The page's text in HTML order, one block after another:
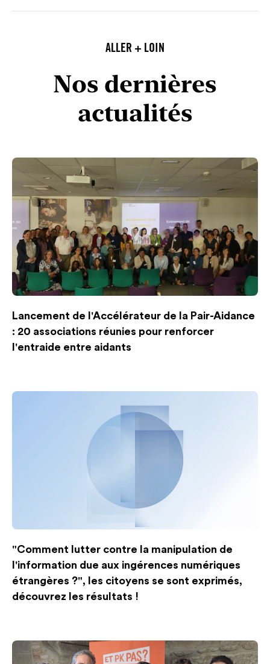
ALLER + LOIN
Nos dernières
actualités
Lancement de l'Accélérateur de la Pair-Aidance
: 20 associations réunies pour renforcer
l'entraide entre aidants
"Comment lutter contre la manipulation de
l'information due aux ingérences numériques
étrangères ?", les citoyens se sont exprimés,
découvrez les résultats !